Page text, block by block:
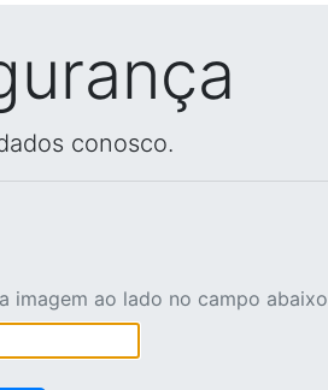
conosco.
imagem ao lado no campo abaixo